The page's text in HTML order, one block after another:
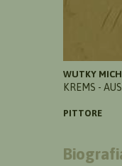
WUTKY
KREMS -
PITTORE